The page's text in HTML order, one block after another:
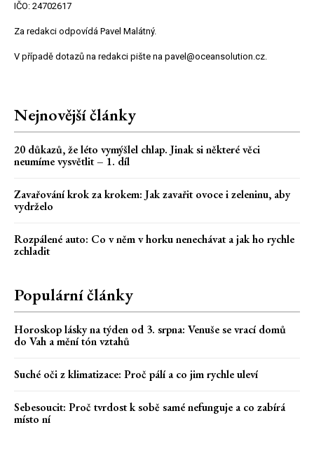
IČO: 24702617
Za redakci odpovídá Pavel Malátný.
V případě dotazů na redakci pište na pavel@oceansolution.cz.
Nejnovější články
20 důkazů, že léto vymýšlel chlap. Jinak si některé věci
neumíme vysvětlit – 1. díl
Zavařování krok za krokem: Jak zavařit ovoce i zeleninu, aby
vydrželo
Rozpálené auto: Co v něm v horku nenechávat a jak ho rychle
zchladit
Populární články
Horoskop lásky na týden od 3. srpna: Venuše se vrací domů
do Vah a mění tón vztahů
Suché oči z klimatizace: Proč pálí a co jim rychle uleví
Sebesoucit: Proč tvrdost k sobě samé nefunguje a co zabírá
místo ní